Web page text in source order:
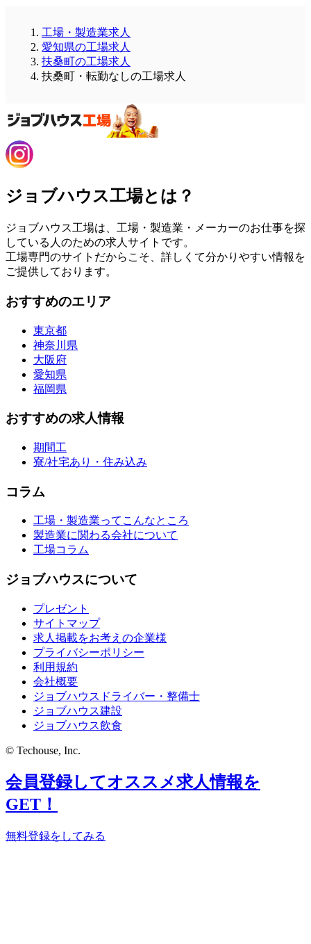
工場・製造業求人
愛知県の工場求人
扶桑町の工場求人
扶桑町・転勤なしの工場求人
ジョブハウス工場とは？
ジョブハウス工場は、工場・製造業・メーカーのお仕事を探
している人のための求人サイトです。
工場専門のサイトだからこそ、詳しくて分かりやすい情報を
ご提供しております。
おすすめのエリア
東京都
神奈川県
大阪府
愛知県
福岡県
おすすめの求人情報
期間工
寮/社宅あり・住み込み
コラム
工場・製造業ってこんなところ
製造業に関わる会社について
工場コラム
ジョブハウスについて
プレゼント
サイトマップ
求人掲載をお考えの企業様
プライバシーポリシー
利用規約
会社概要
ジョブハウスドライバー・整備士
ジョブハウス建設
ジョブハウス飲食
© Techouse, Inc.
会員登録してオススメ求人情報を
GET！
無料登録をしてみる